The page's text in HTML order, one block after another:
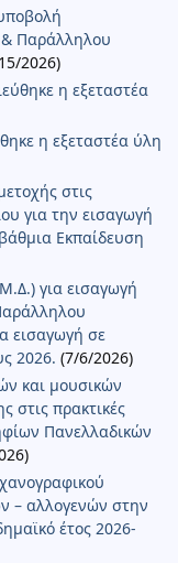
Παράλληλου
2026)
η εξεταστέα
η εξεταστέα ύλη
στις
για την εισαγωγή
Εκπαίδευση
για εισαγωγή
εισαγωγή σε
2026. (7/6/2026)
και μουσικών
στις πρακτικές
Πανελλαδικών
– αλλογενών στην
έτος 2026-